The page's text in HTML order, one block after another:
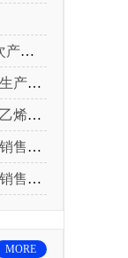
！
通报！
局通报！
通告！
公告！
MORE